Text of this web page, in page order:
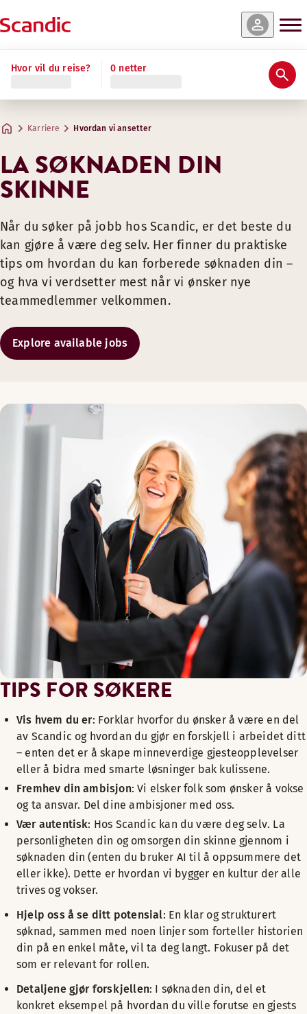
Hvor vil du reise? 0 netter
Karriere Hvordan vi ansetter
LA SØKNADEN DIN
SKINNE
Når du søker på jobb hos Scandic, er det beste du
kan gjøre å være deg selv. Her finner du praktiske
tips om hvordan du kan forberede søknaden din –
og hva vi verdsetter mest når vi ønsker nye
teammedlemmer velkommen.
Explore available jobs
TIPS FOR SØKERE
Vis hvem du er: Forklar hvorfor du ønsker å være en del
av Scandic og hvordan du gjør en forskjell i arbeidet ditt
– enten det er å skape minneverdige gjesteopplevelser
eller å bidra med smarte løsninger bak kulissene.
Fremhev din ambisjon: Vi elsker folk som ønsker å vokse
og ta ansvar. Del dine ambisjoner med oss.
Vær autentisk: Hos Scandic kan du være deg selv. La
personligheten din og omsorgen din skinne gjennom i
søknaden din (enten du bruker AI til å oppsummere det
eller ikke). Dette er hvordan vi bygger en kultur der alle
trives og vokser.
Hjelp oss å se ditt potensial: En klar og strukturert
søknad, sammen med noen linjer som forteller historien
din på en enkel måte, vil ta deg langt. Fokuser på det
som er relevant for rollen.
Detaljene gjør forskjellen: I søknaden din, del et
konkret eksempel på hvordan du ville forutse en gjests
Å ha praksis hos oss betyr at du vil møte talentfulle
GÅ GLOBALT MED OSS
Enten du vil gi service til gjestene på et hotell eller jobbe
Velkommen til å bli en del av vårt team!
RETTFERDIGE OG
Konkurransedyktig lønn gjennom kollektive og
Forsikring og pensjon som støtter din sikkerhet
Foreldrepermisjon og betalt ferie i samsvar med
ET OMSORGSFULLT ARBEIDSMILJØ
Sterk forpliktelse til sosial og miljømessig bærekraft
Inkluderende, trygt og tilgjengelig arbeidsmiljø med
Engasjement i lokalsamfunnet gjennom partnerskap og
FLOTTE OPPHOLD, MATOPPLEVELSER
Teammedlemspriser på hotellopphold, mat og drikke*
*Fordeler gjelder for alle teammedlemmer med gyldig
STØTTE TIL DIN VELVÆRE, OG
Partnerskap innen velvære og bruk av treningssentre
En kultur som fremmer fleksible arbeidsordninger som
Inspirasjon for sunne vaner og ekstra energi
MULIGHETER FOR VEKST
Kursing og opplæring gjennom Scandic Academy
Utviklingsmuligheter på tvers av mange roller og
En verdibasert læringskultur med nysgjerrighet,
ARBEID PÅ TVERS AV GRENSER OG
Internasjonale perspektiver fra kolleger og gjester
Varm atmosfære der det føles naturlig å jobbe sammen